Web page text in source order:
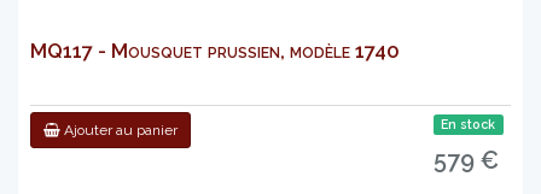
MQ117 - Mousquet prussien, modèle 1740
Ajouter au panier En stock
579 €